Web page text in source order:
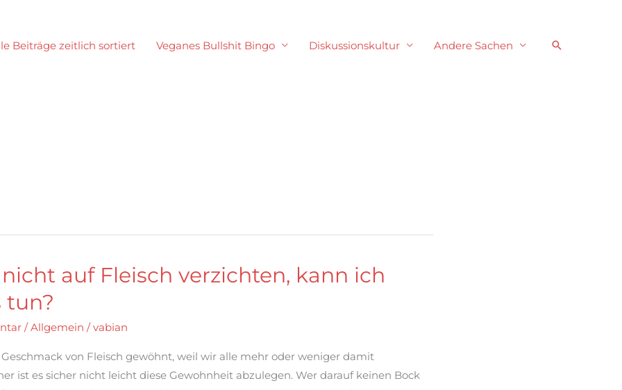
Beiträge zeitlich sortiert Veganes Bullshit Bingo Diskussionskultur Andere Sachen Suchen
auf Fleisch verzichten, kann ich
tun?
/Allgemein /vabian
von Fleisch gewöhnt, weil wir alle mehr oder weniger damit
ist es sicher nicht leicht diese Gewohnheit abzulegen. Wer darauf keinen Bock